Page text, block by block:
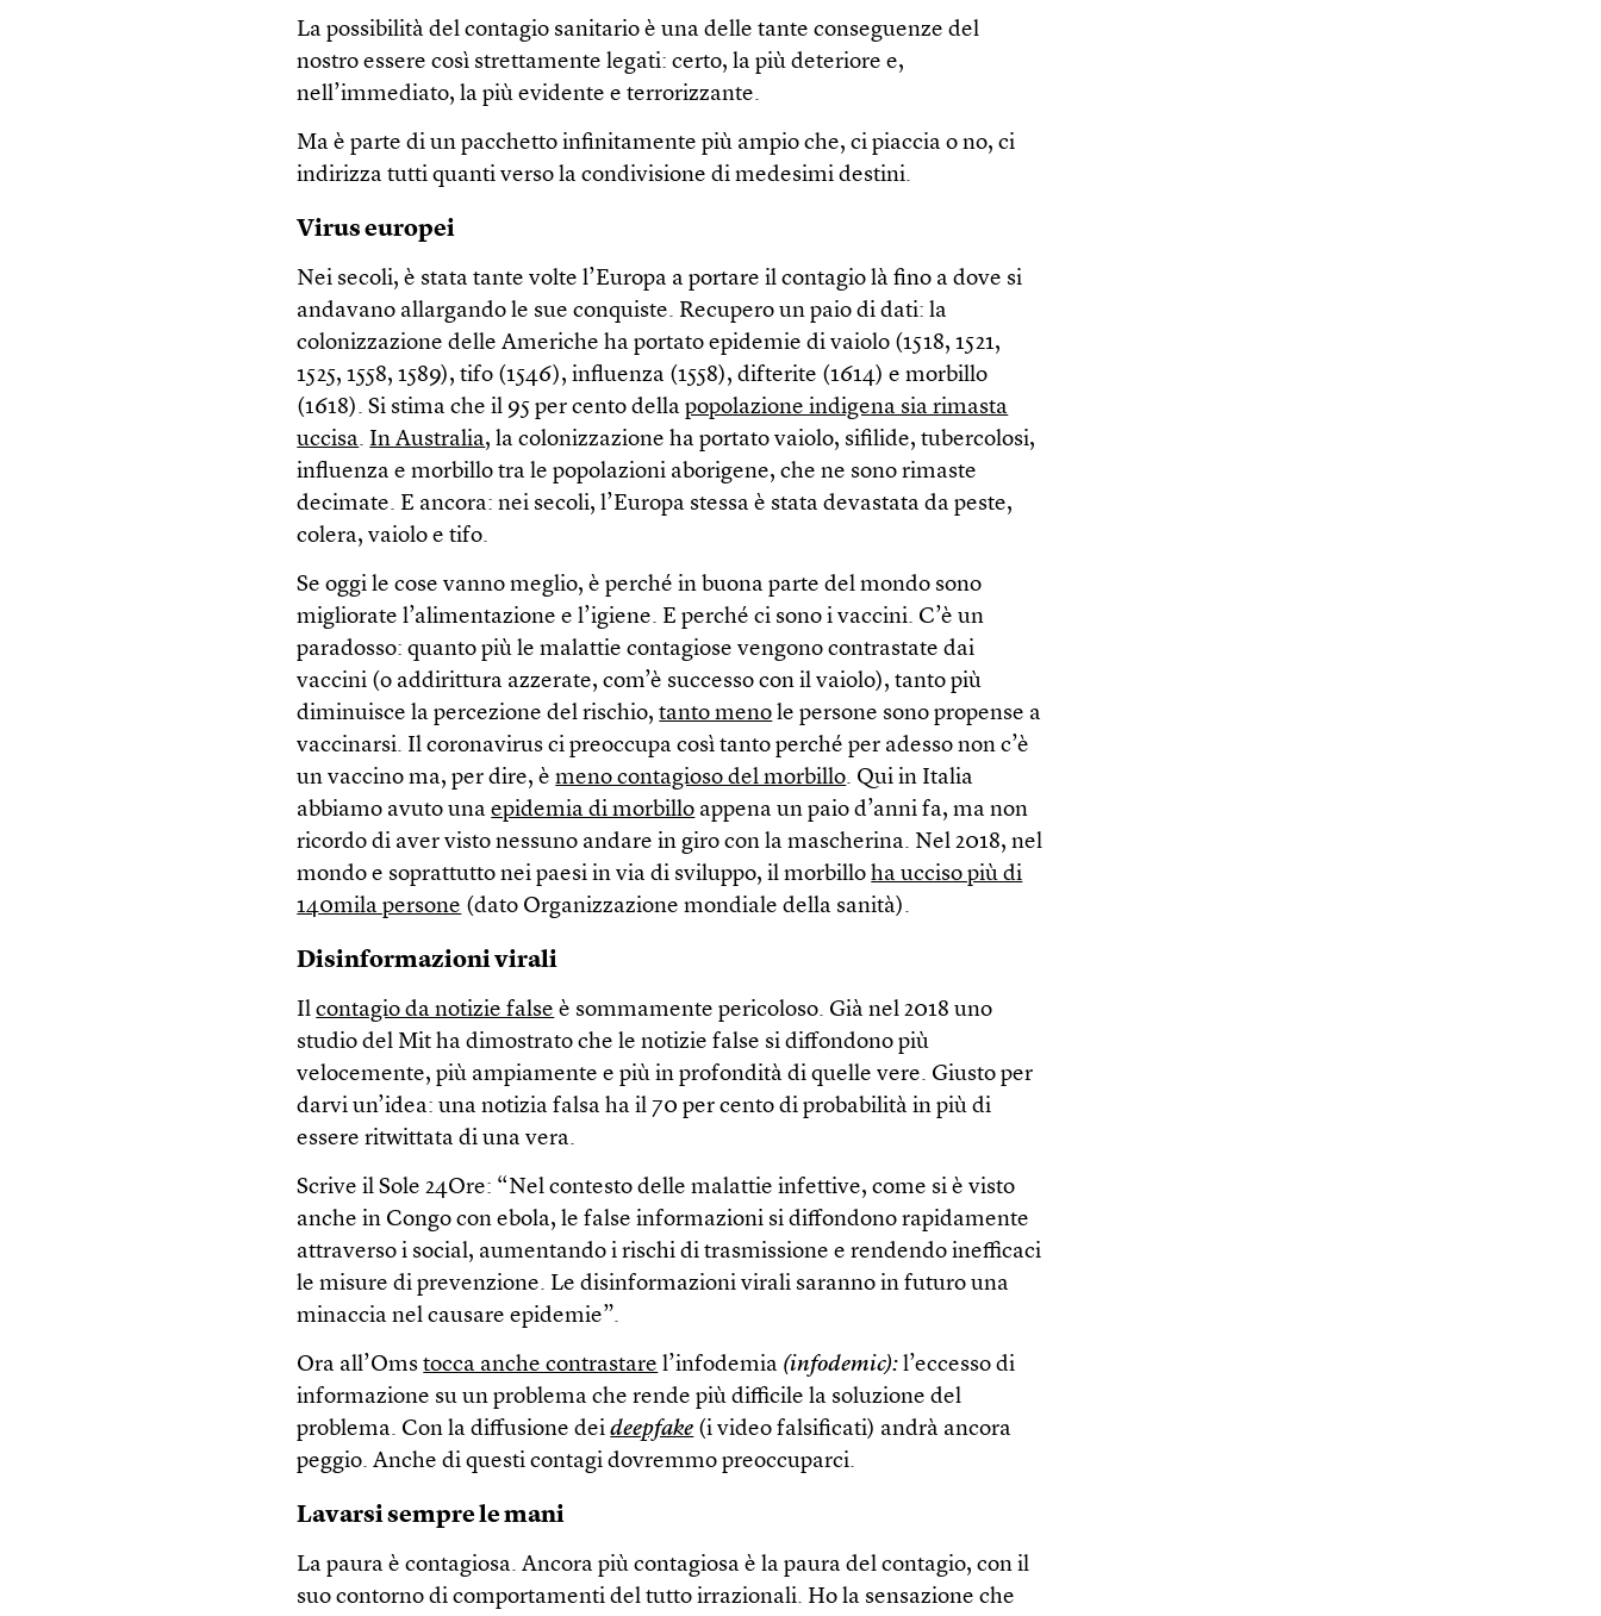
La possibilità del contagio sanitario è una delle tante conseguenze del
nostro essere così strettamente legati: certo, la più deteriore e,
nell’immediato, la più evidente e terrorizzante.
Ma è parte di un pacchetto infinitamente più ampio che, ci piaccia o no, ci
indirizza tutti quanti verso la condivisione di medesimi destini.
Virus europei
Nei secoli, è stata tante volte l’Europa a portare il contagio là fino a dove si
andavano allargando le sue conquiste. Recupero un paio di dati: la
colonizzazione delle Americhe ha portato epidemie di vaiolo (1518, 1521,
1525, 1558, 1589), tifo (1546), influenza (1558), difterite (1614) e morbillo
(1618). Si stima che il 95 per cento dellapopolazione indigena sia rimasta
uccisa. In Australia, la colonizzazione ha portato vaiolo, sifilide, tubercolosi,
influenza e morbillo tra le popolazioni aborigene, che ne sono rimaste
decimate. E ancora: nei secoli, l’Europa stessa è stata devastata da peste,
colera, vaiolo e tifo.
Se oggi le cose vanno meglio, è perché in buona parte del mondo sono
migliorate l’alimentazione e l’igiene. E perché ci sono i vaccini. C’è un
paradosso: quanto più le malattie contagiose vengono contrastate dai
vaccini (o addirittura azzerate, com’è successo con il vaiolo), tanto più
diminuisce la percezione del rischio,tanto meno le persone sono propense a
vaccinarsi. Il coronavirus ci preoccupa così tanto perché per adesso non c’è
un vaccino ma, per dire, èmeno contagioso del morbillo. Qui in Italia
abbiamo avuto unaepidemia di morbillo appena un paio d’anni fa, ma non
ricordo di aver visto nessuno andare in giro con la mascherina. Nel 2018, nel
mondo e soprattutto nei paesi in via di sviluppo, il morbilloha ucciso più di
140mila persone (dato Organizzazione mondiale della sanità).
Disinformazioni virali
Ilcontagio da notizie false è sommamente pericoloso. Già nel 2018 uno
studio del Mit ha dimostrato che le notizie false si diffondono più
velocemente, più ampiamente e più in profondità di quelle vere. Giusto per
darvi un’idea: una notizia falsa ha il 70 per cento di probabilità in più di
essere ritwittata di una vera.
Scrive il Sole 24Ore: “Nel contesto delle malattie infettive, come si è visto
anche in Congo con ebola, le false informazioni si diffondono rapidamente
attraverso i social, aumentando i rischi di trasmissione e rendendo inefficaci
le misure di prevenzione. Le disinformazioni virali saranno in futuro una
minaccia nel causare epidemie”.
Ora all’Omstocca anche contrastare l’infodemia (infodemic): l’eccesso di
informazione su un problema che rende più difficile la soluzione del
problema. Con la diffusione deideepfake (i video falsificati) andrà ancora
peggio. Anche di questi contagi dovremmo preoccuparci.
Lavarsi sempre le mani
La paura è contagiosa. Ancora più contagiosa è la paura del contagio, con il
suo contorno di comportamenti del tutto irrazionali. Ho la sensazione che